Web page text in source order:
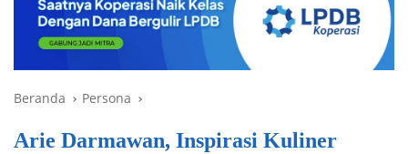
Beranda Persona
Arie Darmawan, Inspirasi Kuliner